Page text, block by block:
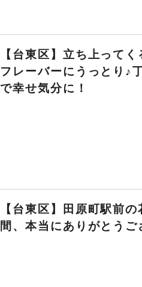
【台東区】立ち上って
フレーバーにうっとり♪
で幸せ気分に！
【台東区】田原町駅前
間、本当にありがとうご